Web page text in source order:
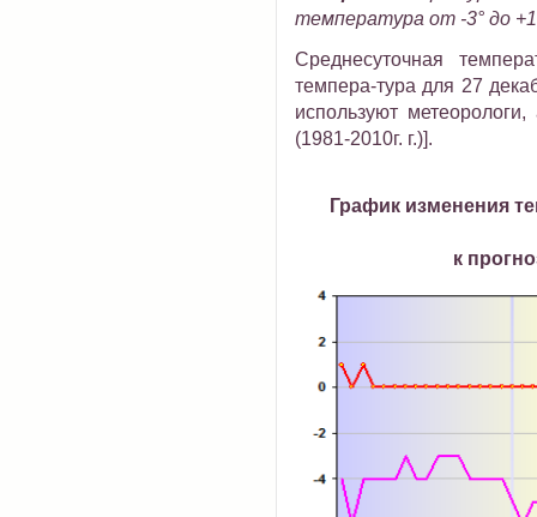
температура от -3° до
Среднесуточная
темпера-тура для 27
используют
(1981-2010г. г.)].
График изменения
к